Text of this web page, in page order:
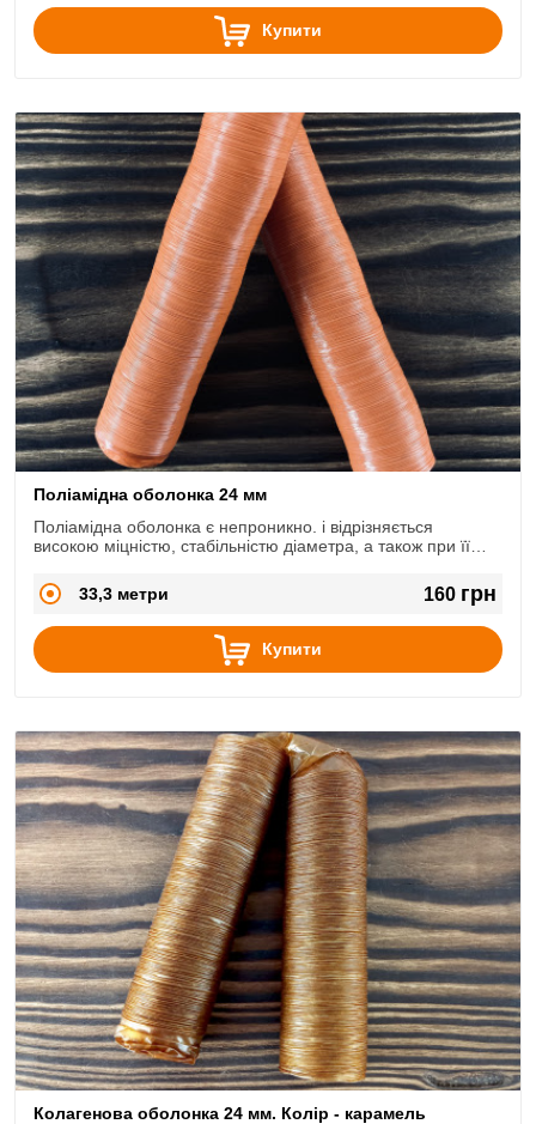
Купити
Поліамідна оболонка 24 мм
Поліамідна оболонка є непроникно. і відрізняється
високою міцністю, стабільністю діаметра, а також при її
мінімальні.33,3 метри 160 грн
Купити
Колагенова оболонка 24 мм. Колір - карамель